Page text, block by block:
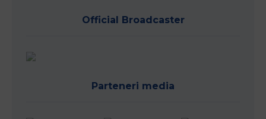
Official Broadcaster
Parteneri media